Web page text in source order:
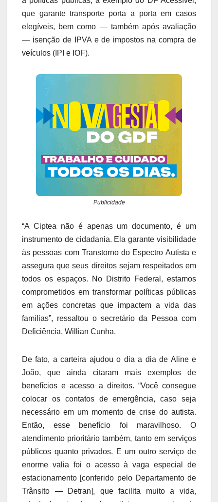
que garante transporte porta a porta em casos
elegíveis, bem como — também após avaliação
— isenção de IPVA e de impostos na compra de
veículos (IPI e IOF).
Publicidade
“A Ciptea não é apenas um documento, é um
instrumento de cidadania. Ela garante visibilidade
às pessoas com Transtorno do Espectro Autista e
assegura que seus direitos sejam respeitados em
todos os espaços. No Distrito Federal, estamos
comprometidos em transformar políticas públicas
em ações concretas que impactem a vida das
famílias”, ressaltou o secretário da Pessoa com
Deficiência, Willian Cunha.
De fato, a carteira ajudou o dia a dia de Aline e
João, que ainda citaram mais exemplos de
benefícios e acesso a direitos. “Você consegue
colocar os contatos de emergência, caso seja
necessário em um momento de crise do autista.
Então, esse benefício foi maravilhoso. O
atendimento prioritário também, tanto em serviços
públicos quanto privados. E um outro serviço de
enorme valia foi o acesso à vaga especial de
estacionamento [conferido pelo Departamento de
Trânsito — Detran], que facilita muito a vida,